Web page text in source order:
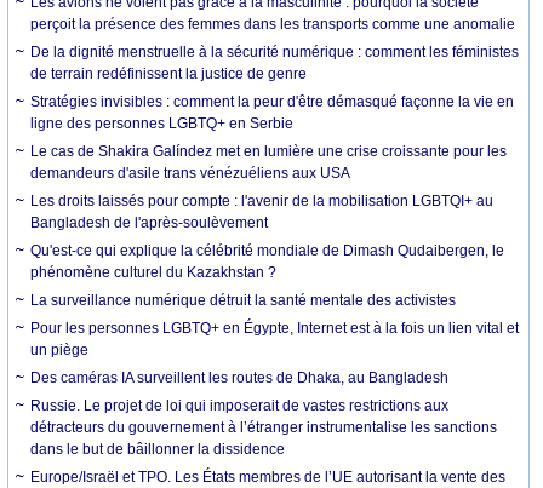
perçoit la présence des femmes dans les transports comme une anomalie
De la dignité menstruelle à la sécurité numérique : comment les féministes
de terrain redéfinissent la justice de genre
Stratégies invisibles : comment la peur d'être démasqué façonne la vie en
ligne des personnes LGBTQ+ en Serbie
Le cas de Shakira Galíndez met en lumière une crise croissante pour les
demandeurs d'asile trans vénézuéliens aux USA
Les droits laissés pour compte : l'avenir de la mobilisation LGBTQI+ au
Bangladesh de l'après-soulèvement
Qu'est-ce qui explique la célébrité mondiale de Dimash Qudaibergen, le
phénomène culturel du Kazakhstan ?
La surveillance numérique détruit la santé mentale des activistes
Pour les personnes LGBTQ+ en Égypte, Internet est à la fois un lien vital et
un piège
Des caméras IA surveillent les routes de Dhaka, au Bangladesh
Russie. Le projet de loi qui imposerait de vastes restrictions aux
détracteurs du gouvernement à l’étranger instrumentalise les sanctions
dans le but de bâillonner la dissidence
Europe/Israël et TPO. Les États membres de l’UE autorisant la vente des